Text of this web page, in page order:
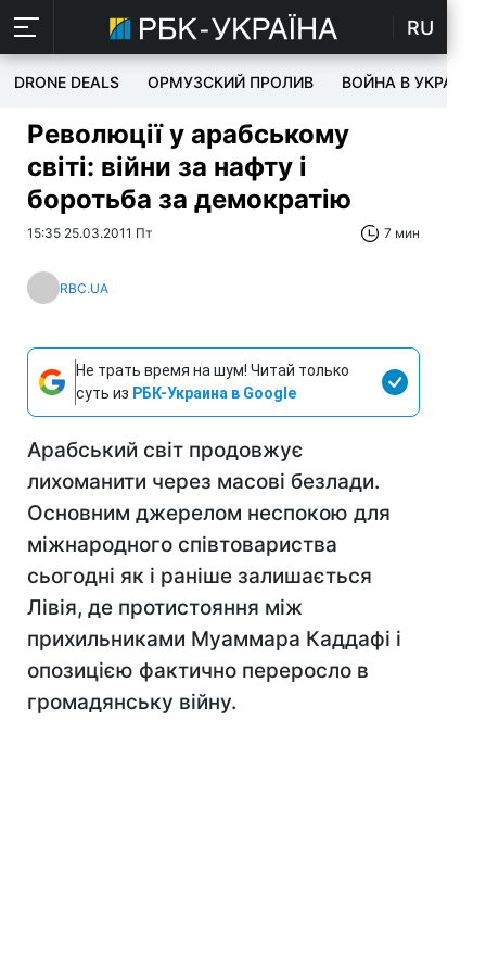
RU
DRONE DEALS ОРМУЗСКИЙ ПРОЛИВ ВОЙНА В УКРАИНЕ
Революції у арабському
світі: війни за нафту і
боротьба за демократію
15:35 25.03.2011 Пт 7 мин
RBC.UA
Не трать время на шум! Читай только
суть из РБК-Украина в Google
Арабський світ продовжує
лихоманити через масові безлади.
Основним джерелом неспокою для
міжнародного співтовариства
сьогодні як і раніше залишається
Лівія, де протистояння між
прихильниками Муаммара Каддафі і
опозицією фактично переросло в
громадянську війну.